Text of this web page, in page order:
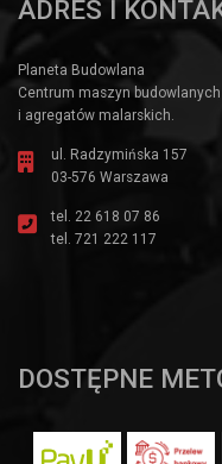
ADRES I
Planeta Budowlana
Centrum maszyn budowlanych
i agregatów malarskich.
ul. Radzymińska 157
03-576 Warszawa
tel. 22 618 07 86
tel. 721 222 117
DOSTĘPNE